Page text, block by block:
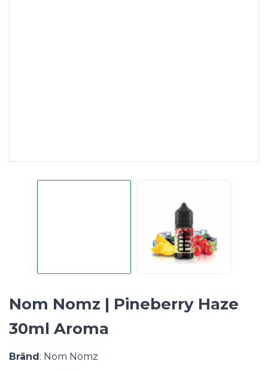
Nom Nomz | Pineberry Haze
30ml Aroma
Bränd : Nom Nomz